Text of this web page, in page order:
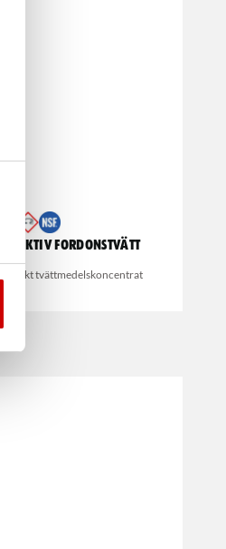
Aktiv fordonstvätt
tvättmedelskoncentrat